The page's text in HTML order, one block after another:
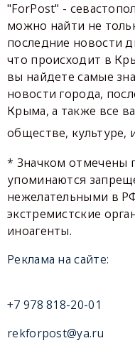
"ForPost" -
можно найти не
последние новости
что происходит в
вы найдете самые
новости города,
Крыма, а также все
обществе, культуре,
* Значком отмечены
упоминаются
нежелательными в
экстремистские
иноагенты.
Реклама на сайте:
+7 978 818-20-01
rekforpost@ya.ru